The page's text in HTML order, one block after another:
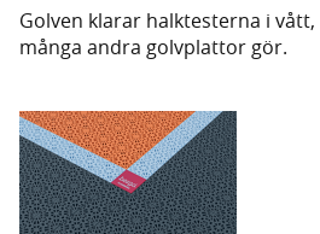
Golven klarar halktesterna i
många andra golvplattor gör.